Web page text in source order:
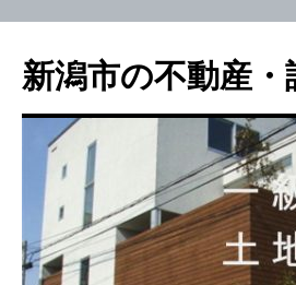
新潟市の不動産